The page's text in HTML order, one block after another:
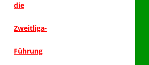
die
Zweitliga-
Führung